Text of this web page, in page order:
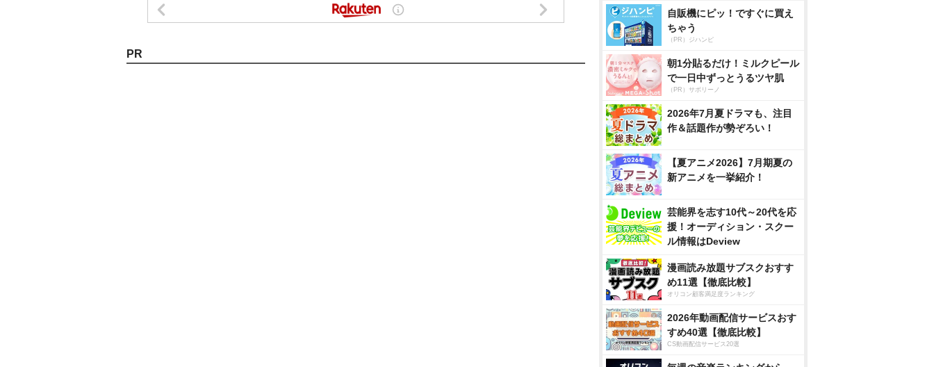
PR
自販機にピッ！ですぐに買え
ちゃう
（PR）ジハンピ
朝1分貼るだけ！ミルクピール
で一日中ずっとうるツヤ肌
（PR）サボリーノ
2026年7月夏ドラマも、注目
作＆話題作が勢ぞろい！
【夏アニメ2026】7月期夏の
新アニメを一挙紹介！
芸能界を志す10代～20代を応
援！オーディション・スクー
ル情報はDeview
漫画読み放題サブスクおすす
め11選【徹底比較】
オリコン顧客満足度ランキング
2026年動画配信サービスおす
すめ40選【徹底比較】
CS動画配信サービス20選